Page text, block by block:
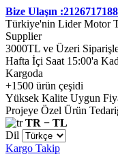
Bize Ulaşın :2126717188
Türkiye'nin Lider Motor
Supplier
3000TL ve Üzeri
Hafta İçi Saat 15:00'a
Kargoda
+1500 ürün çeşidi
Yüksek Kalite Uygun
Projeye Özel Ürün
TR − TL
Dil
Kargo Takip